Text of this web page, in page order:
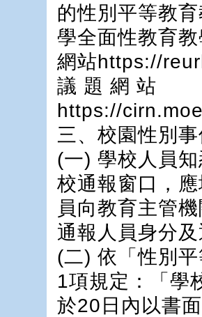
的性別平等教
學全面性教育
網站https://
議 題 網 站
https://
三、校園性別
(一) 學校人員
校通報窗口，
員向教育主管
通報人員身分
(二) 依「性別
1項規定：「學
於20日內以書